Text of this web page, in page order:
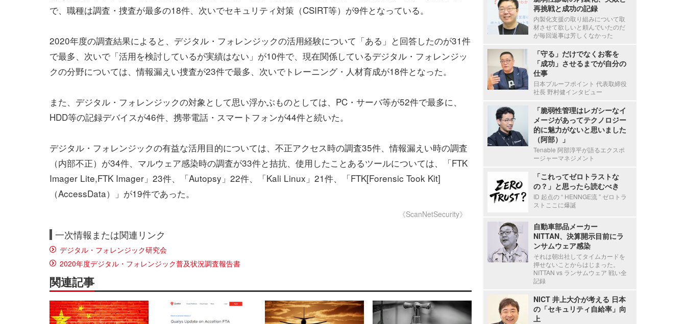
で、職種は調査・捜査が最多の18件、次いでセキュリティ対策（CSIRT等）が9件となっている。
2020年度の調査結果によると、デジタル・フォレンジックの活用経験について「ある」と回答したのが31件
で最多、次いで「活用を検討しているが実績はない」が10件で、現在関係しているデジタル・フォレンジッ
クの分野については、情報漏えい捜査が23件で最多、次いでトレーニング・人材育成が18件となった。
また、デジタル・フォレンジックの対象として思い浮かぶものとしては、PC・サーバ等が52件で最多に、
HDD等の記録デバイスが46件、携帯電話・スマートフォンが44件と続いた。
デジタル・フォレンジックの有益な活用目的については、不正アクセス時の調査35件、情報漏えい時の調査
（内部不正）が34件、マルウェア感染時の調査が33件と拮抗、使用したことあるツールについては、「FTK
Imager Lite,FTK Imager」23件、「Autopsy」22件、「Kali Linux」21件、「FTK[Forensic Took Kit]
（AccessData）」が19件であった。
《ScanNetSecurity》
一次情報または関連リンク
デジタル・フォレンジック研究会
2020年度デジタル・フォレンジック普及状況調査報告書
関連記事
再挑戦と成功の記録
内製化支援の取り組みについて取
材させて欲しいと頼んでいたのだ
が毎回返事は芳しくなかった
「守る」だけでなくお客を
「成功」させるまでが自分の
仕事
日本プルーフポイント 代表取締役
社長 野村健インタビュー
「脆弱性管理はレガシーなイ
メージがあってテクノロジー
的に魅力がないと思いました
（阿部）」
Tenable 阿部淳平が語るエクスポ
ージャーマネジメント
「これってゼロトラストな
の？」と思ったら読むべき
ID 起点の “ HENNGE流 ” ゼロトラ
ストここに爆誕
自動車部品メーカー
NITTAN、決算開示目前にラ
ンサムウェア感染
それは朝出社してタイムカードを
押せないことからはじまった。
NITTAN vs ランサムウェア 戦い全
記録
NICT 井上大介が考える 日本
の「セキュリティ自給率」向
上